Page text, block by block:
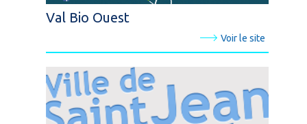
Val Bio Ouest
Voir le site